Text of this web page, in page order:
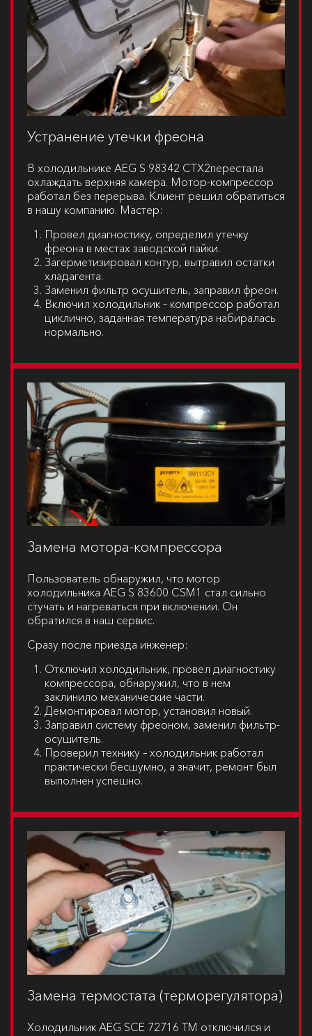
Устранение утечки фреона
В холодильнике AEG S 98342 CTX2перестала
охлаждать верхняя камера. Мотор-компрессор
работал без перерыва. Клиент решил обратиться
в нашу компанию. Мастер:
Провел диагностику, определил утечку
фреона в местах заводской пайки.
Загерметизировал контур, вытравил остатки
хладагента.
Заменил фильтр осушитель, заправил фреон.
Включил холодильник – компрессор работал
циклично, заданная температура набиралась
нормально.
Замена мотора-компрессора
Пользователь обнаружил, что мотор
холодильника AEG S 83600 CSM1 стал сильно
стучать и нагреваться при включении. Он
обратился в наш сервис.
Сразу после приезда инженер:
Отключил холодильник, провел диагностику
компрессора, обнаружил, что в нем
заклинило механические части.
Демонтировал мотор, установил новый.
Заправил систему фреоном, заменил фильтр-
осушитель.
Проверил технику – холодильник работал
практически бесшумно, а значит, ремонт был
выполнен успешно.
Замена термостата (терморегулятора)
Холодильник AEG SCE 72716 TM отключился и